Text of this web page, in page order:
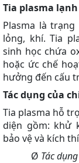
Tia plasma
Plasma là
lỏng, khí. Tia
sinh học chứa
hoặc ức chế
hưởng đến cấu
Tác dụng của
Tia plasma hỗ
diện gồm: khử
bảo vệ và kích
Ø Tác